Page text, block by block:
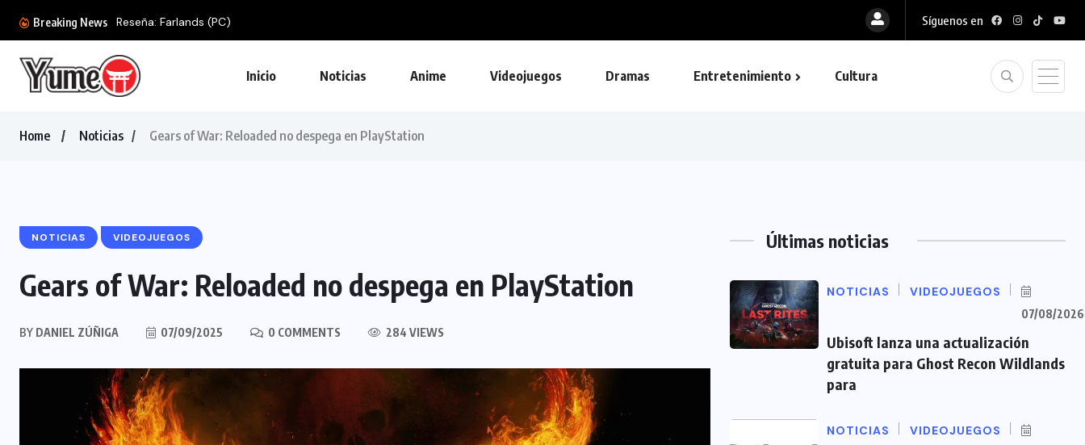
Breaking News Reseña: Farlands (PC) Síguenos en
Inicio Noticias Anime Videojuegos Dramas Entretenimiento Cultura
Home Noticias Gears of War: Reloaded no despega en PlayStation
NOTICIAS VIDEOJUEGOS
Gears of War: Reloaded no despega en PlayStation
BY DANIEL ZÚÑIGA 07/09/2025 0 COMMENTS 284 VIEWS
Últimas noticias
NOTICIAS VIDEOJUEGOS
07/08/2026
Ubisoft lanza una actualización
gratuita para Ghost Recon Wildlands
para
NOTICIAS VIDEOJUEGOS